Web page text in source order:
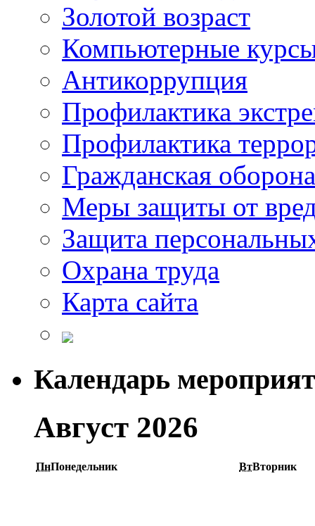
Золотой возраст
Компьютерные
Антикоррупция
Профилактика
Профилактика
Гражданская оборона
Меры защиты от
Защита
Охрана труда
Карта сайта
Календарь
Август 2026
ПнПонедельник ВтВторник